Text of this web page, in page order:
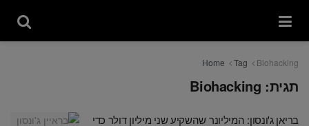
Home Tag Biohacking
תגית: Biohacking
בריאן ג'ונסון: המיליונר שהשקיע שני מיליון דולר כדי